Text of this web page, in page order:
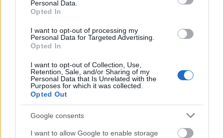
Personal Data.
Opted In
I want to opt-out of processing my
Personal Data for Targeted Advertising.
Opted In
I want to opt-out of Collection, Use,
Retention, Sale, and/or Sharing of my
Personal Data that Is Unrelated with the
Purposes for which it was collected.
Opted Out
Google consents
I want to allow Google to enable storage
műemlékfelújítás
megújul a tatai Angolkert
A projekt részeként megújulnak a területen található
Várkanyarban álló Nepomuki Szent János híd és szobor is.